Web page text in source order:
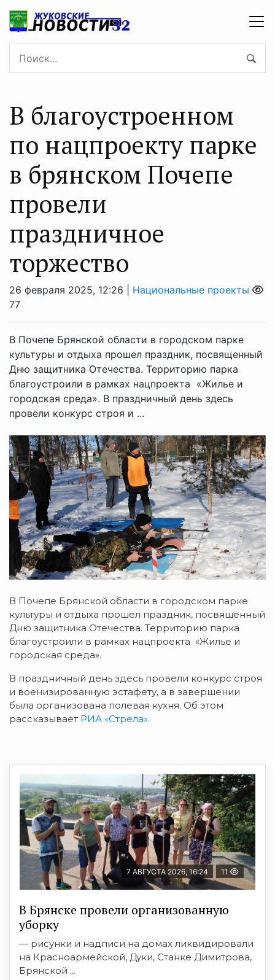
В благоустроенном
по нацпроекту парке
в брянском Почепе
провели
праздничное
торжество
26 февраля 2025, 12:26 | Национальные проекты
77
В Почепе Брянской области в городском парке
культуры и отдыха прошел праздник, посвященный
Дню защитника Отечества. Территорию парка
благоустроили в рамках нацпроекта «Жилье и
городская среда». В праздничный день здесь
провели конкурс строя и ...
В Почепе Брянской области в городском парке
культуры и отдыха прошел праздник, посвященный
Дню защитника Отечества. Территорию парка
благоустроили в рамках нацпроекта «Жилье и
городская среда».
В праздничный день здесь провели конкурс строя
и военизированную эстафету, а в завершении
была организована полевая кухня. Об этом
рассказывает РИА «Стрела».
7 АВГУСТА 2026, 16:24 11
В Брянске провели организованную
уборку
— рисунки и надписи на домах ликвидировали
на Красноармейской, Дуки, Станке Димитрова,
Брянской ...